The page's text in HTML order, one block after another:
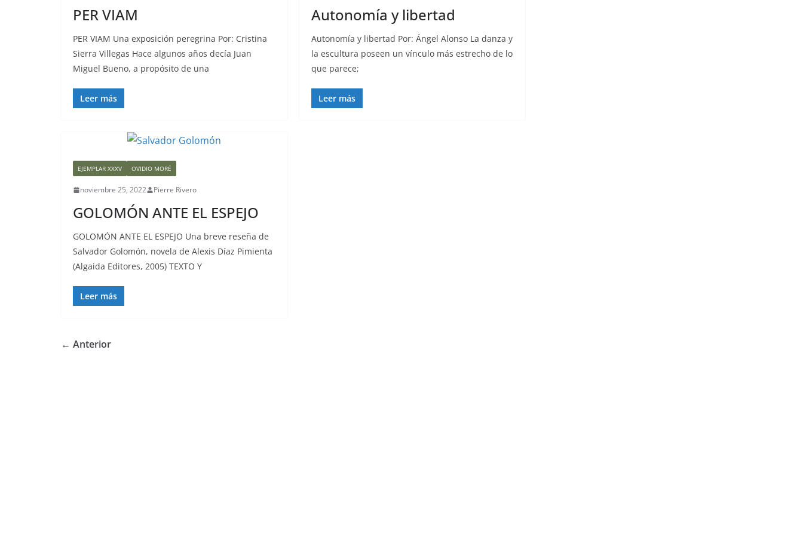
PER VIAM
PER VIAM Una exposición peregrina Por: Cristina
Sierra Villegas Hace algunos años decía Juan
Miguel Bueno, a propósito de una
Leer más
Autonomía y libertad
Autonomía y libertad Por: Ángel Alonso La danza y
la escultura poseen un vínculo más estrecho de lo
que parece;
Leer más
EJEMPLAR XXXV OVIDIO MORÉ
noviembre 25, 2022 Pierre Rivero
GOLOMÓN ANTE EL ESPEJO
GOLOMÓN ANTE EL ESPEJO Una breve reseña de
Salvador Golomón, novela de Alexis Díaz Pimienta
(Algaida Editores, 2005) TEXTO Y
Leer más
← Anterior